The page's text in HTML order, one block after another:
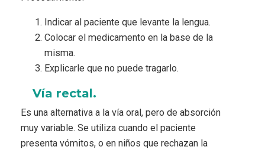
Indicar al paciente que levante la lengua.
Colocar el medicamento en la base de la
misma.
Explicarle que no puede tragarlo.
Vía rectal.
Es una alternativa a la vía oral, pero de absorción
muy variable. Se utiliza cuando el paciente
presenta vómitos, o en niños que rechazan la